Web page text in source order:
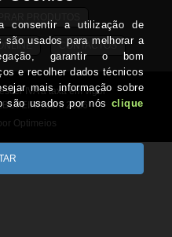
CONTACTOS
IVA à taxa em vigor
2026
Optimeios